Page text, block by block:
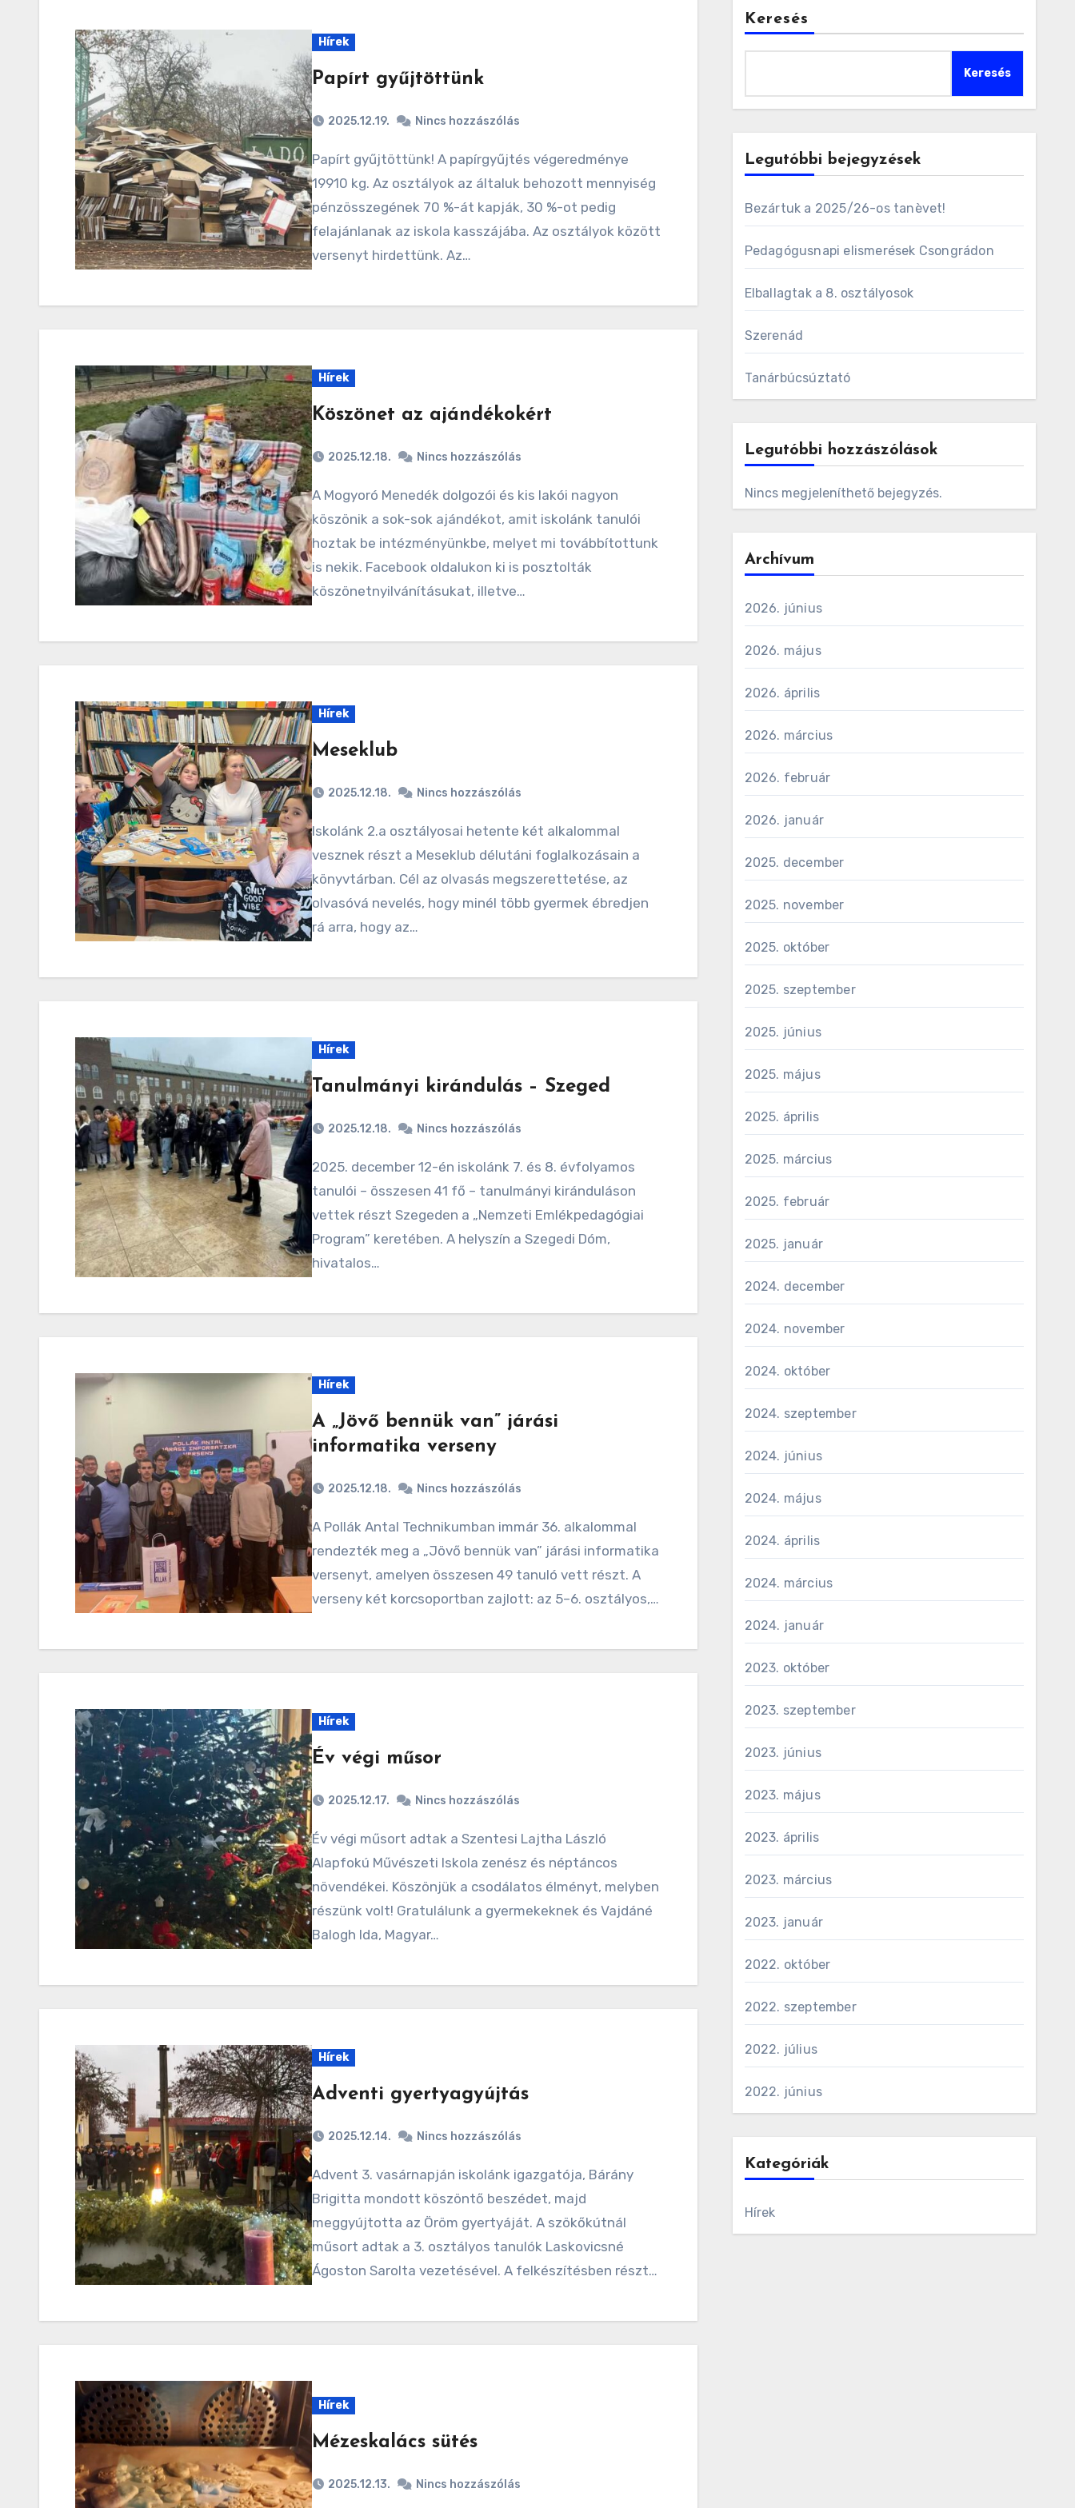
Hírek
Papírt gyűjtöttünk
2025.12.19. Nincs hozzászólás
Papírt gyűjtöttünk! A papírgyűjtés végeredménye
19910 kg. Az osztályok az általuk behozott mennyiség
pénzösszegének 70 %-át kapják, 30 %-ot pedig
felajánlanak az iskola kasszájába. Az osztályok között
versenyt hirdettünk. Az…
Hírek
Köszönet az ajándékokért
2025.12.18. Nincs hozzászólás
A Mogyoró Menedék dolgozói és kis lakói nagyon
köszönik a sok-sok ajándékot, amit iskolánk tanulói
hoztak be intézményünkbe, melyet mi továbbítottunk
is nekik. Facebook oldalukon ki is posztolták
köszönetnyilvánításukat, illetve…
Hírek
Meseklub
2025.12.18. Nincs hozzászólás
Iskolánk 2.a osztályosai hetente két alkalommal
vesznek részt a Meseklub délutáni foglalkozásain a
könyvtárban. Cél az olvasás megszerettetése, az
olvasóvá nevelés, hogy minél több gyermek ébredjen
rá arra, hogy az…
Hírek
Tanulmányi kirándulás – Szeged
2025.12.18. Nincs hozzászólás
2025. december 12-én iskolánk 7. és 8. évfolyamos
tanulói – összesen 41 fő – tanulmányi kiránduláson
vettek részt Szegeden a „Nemzeti Emlékpedagógiai
Program” keretében. A helyszín a Szegedi Dóm,
hivatalos…
Hírek
A „Jövő bennük van” járási
informatika verseny
2025.12.18. Nincs hozzászólás
A Pollák Antal Technikumban immár 36. alkalommal
rendezték meg a „Jövő bennük van” járási informatika
versenyt, amelyen összesen 49 tanuló vett részt. A
verseny két korcsoportban zajlott: az 5–6. osztályos,…
Hírek
Év végi műsor
2025.12.17. Nincs hozzászólás
Év végi műsort adtak a Szentesi Lajtha László
Alapfokú Művészeti Iskola zenész és néptáncos
növendékei. Köszönjük a csodálatos élményt, melyben
részünk volt! Gratulálunk a gyermekeknek és Vajdáné
Balogh Ida, Magyar…
Hírek
Adventi gyertyagyújtás
2025.12.14. Nincs hozzászólás
Advent 3. vasárnapján iskolánk igazgatója, Bárány
Brigitta mondott köszöntő beszédet, majd
meggyújtotta az Öröm gyertyáját. A szökőkútnál
műsort adtak a 3. osztályos tanulók Laskovicsné
Ágoston Sarolta vezetésével. A felkészítésben részt…
Hírek
Mézeskalács sütés
2025.12.13. Nincs hozzászólás
Keresés
Keresés
Legutóbbi bejegyzések
Bezártuk a 2025/26-os tanèvet!
Pedagógusnapi elismerések Csongrádon
Elballagtak a 8. osztályosok
Szerenád
Tanárbúcsúztató
Legutóbbi hozzászólások
Nincs megjeleníthető bejegyzés.
Archívum
2026. június
2026. május
2026. április
2026. március
2026. február
2026. január
2025. december
2025. november
2025. október
2025. szeptember
2025. június
2025. május
2025. április
2025. március
2025. február
2025. január
2024. december
2024. november
2024. október
2024. szeptember
2024. június
2024. május
2024. április
2024. március
2024. január
2023. október
2023. szeptember
2023. június
2023. május
2023. április
2023. március
2023. január
2022. október
2022. szeptember
2022. július
2022. június
Kategóriák
Hírek